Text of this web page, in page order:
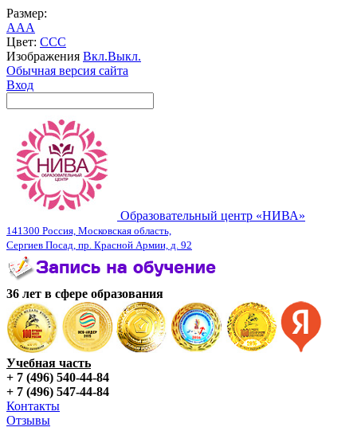
Размер:
AAA
Цвет: CCC
Изображения Вкл.Выкл.
Обычная версия сайта
Вход
Образовательный центр «НИВА»
141300 Россия, Московская область,
Сергиев Посад, пр. Красной Армии, д. 92
36 лет в сфере образования
Учебная часть
+ 7 (496) 540-44-84
+ 7 (496) 547-44-84
Контакты
Отзывы